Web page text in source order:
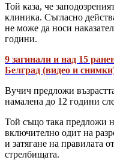
Той каза, че
клиника. Съгласно
не може да носи
години.
9 загинали и над 15
Белград (видео и
Вучич предложи
намалена до 12 години
Той също така предложи
включително одит на
и затягане на правилата
стрелбищата.